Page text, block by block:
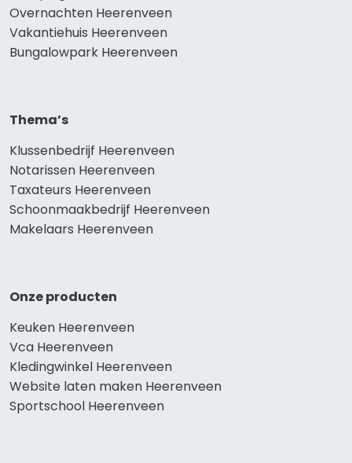
Overnachten Heerenveen
Vakantiehuis Heerenveen
Bungalowpark Heerenveen
Thema’s
Klussenbedrijf Heerenveen
Notarissen Heerenveen
Taxateurs Heerenveen
Schoonmaakbedrijf Heerenveen
Makelaars Heerenveen
Onze producten
Keuken Heerenveen
Vca Heerenveen
Kledingwinkel Heerenveen
Website laten maken Heerenveen
Sportschool Heerenveen